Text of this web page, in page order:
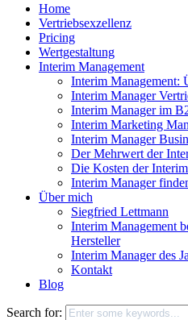
Home
Vertriebsexzellenz
Pricing
Wertgestaltung
Interim Management
Interim Management:
Interim Manager
Interim Manager im
Interim Marketing
Interim Manager
Der Mehrwert der
Die Kosten der
Interim Manager
Über mich
Siegfried Lettmann
Interim Management
Hersteller
Interim Manager des
Kontakt
Blog
Search for: